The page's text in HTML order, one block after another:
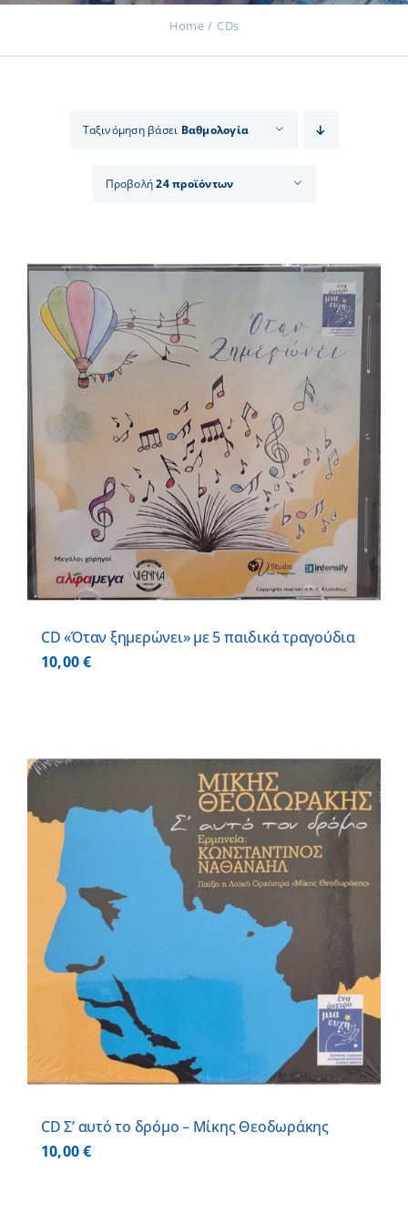
Επικοινωνία
Εισφορές
Home CDs
Ταξινόμηση βάσει Βαθμολογία
Προβολή24 προϊόντων
CD «Όταν ξημερώνει» με 5 παιδικά τραγούδια
10,00€
CD Σ’ αυτό το δρόμο – Μίκης Θεοδωράκης
10,00€